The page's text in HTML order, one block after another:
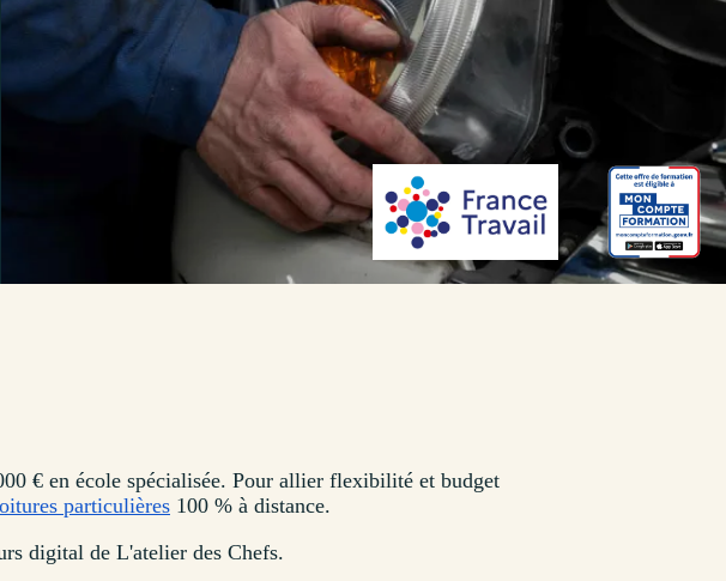
€ en école spécialisée. Pour allier flexibilité et budget
particulières 100 % à distance.
digital de L'atelier des Chefs.